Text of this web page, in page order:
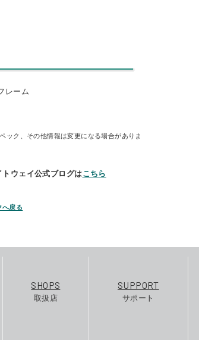
レーム
ック、その他情報は変更になる場合がありま
ウェイ公式ブログはこちら
戻る
SHOPS
取扱店
SUPPORT
サポート